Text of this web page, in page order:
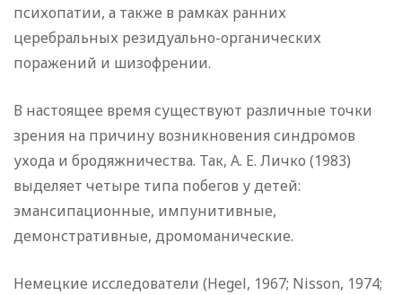
психопатии, а также в рамках ранних
церебральных резидуально-органических
поражений и шизофрении.
В настоящее время существуют различные точки
зрения на причину возникновения синдромов
ухода и бродяжничества. Так, А. Е. Личко (1983)
выделяет четыре типа побегов у детей:
эмансипационные, импунитивные,
демонстративные, дромоманические.
Немецкие исследователи (Hegel, 1967; Nisson, 1974;